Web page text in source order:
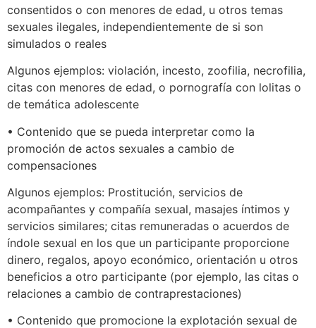
consentidos o con menores de edad, u otros temas
sexuales ilegales, independientemente de si son
simulados o reales
Algunos ejemplos: violación, incesto, zoofilia, necrofilia,
citas con menores de edad, o pornografía con lolitas o
de temática adolescente
• Contenido que se pueda interpretar como la
promoción de actos sexuales a cambio de
compensaciones
Algunos ejemplos: Prostitución, servicios de
acompañantes y compañía sexual, masajes íntimos y
servicios similares; citas remuneradas o acuerdos de
índole sexual en los que un participante proporcione
dinero, regalos, apoyo económico, orientación u otros
beneficios a otro participante (por ejemplo, las citas o
relaciones a cambio de contraprestaciones)
• Contenido que promocione la explotación sexual de